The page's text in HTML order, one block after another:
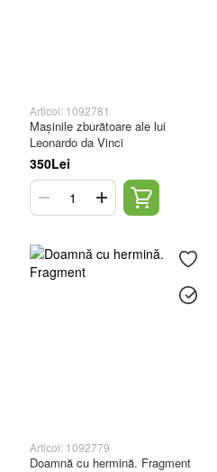
Articol: 1092781
Mașinile zburătoare ale lui
Leonardo da Vinci
350Lei
Articol: 1092779
Doamnă cu hermină. Fragment